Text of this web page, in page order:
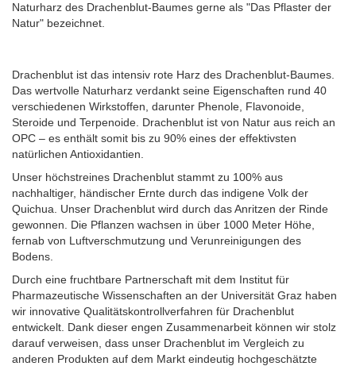
Naturharz des Drachenblut-Baumes gerne als "Das Pflaster der
Natur" bezeichnet.
Drachenblut ist das intensiv rote Harz des Drachenblut-Baumes.
Das wertvolle Naturharz verdankt seine Eigenschaften rund 40
verschiedenen Wirkstoffen, darunter Phenole, Flavonoide,
Steroide und Terpenoide. Drachenblut ist von Natur aus reich an
OPC – es enthält somit bis zu 90% eines der effektivsten
natürlichen Antioxidantien.
Unser höchstreines Drachenblut stammt zu 100% aus
nachhaltiger, händischer Ernte durch das indigene Volk der
Quichua. Unser Drachenblut wird durch das Anritzen der Rinde
gewonnen. Die Pflanzen wachsen in über 1000 Meter Höhe,
fernab von Luftverschmutzung und Verunreinigungen des
Bodens.
Durch eine fruchtbare Partnerschaft mit dem Institut für
Pharmazeutische Wissenschaften an der Universität Graz haben
wir innovative Qualitätskontrollverfahren für Drachenblut
entwickelt. Dank dieser engen Zusammenarbeit können wir stolz
darauf verweisen, dass unser Drachenblut im Vergleich zu
anderen Produkten auf dem Markt eindeutig hochgeschätzte